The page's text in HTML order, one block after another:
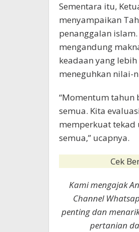
Sementara itu,
menyampaikan
penanggalan
mengandung
keadaan yang
meneguhkan nilai-
“Momentum tahun
semua. Kita
memperkuat tekad
semua,” ucapnya.
Cek
Kami mengajak
Channel
penting dan
pertanian